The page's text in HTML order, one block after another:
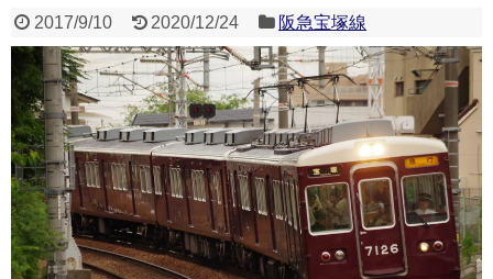
2017/9/10 2020/12/24 阪急宝塚線